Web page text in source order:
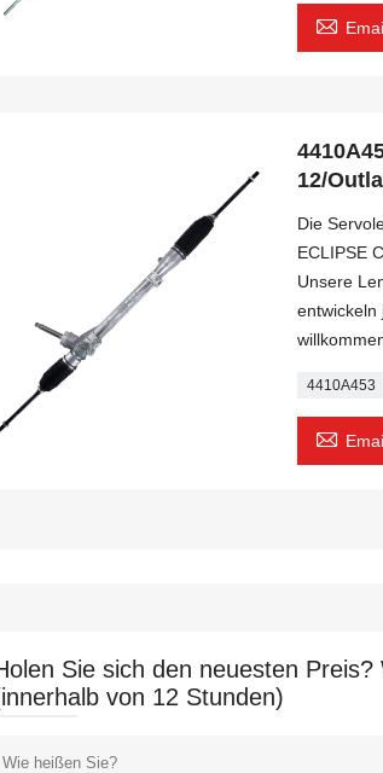

12/
Die
ECLIPSE
Unsere
entwickeln
4410A453

Sie sich den neuesten
von 12 Stunden)